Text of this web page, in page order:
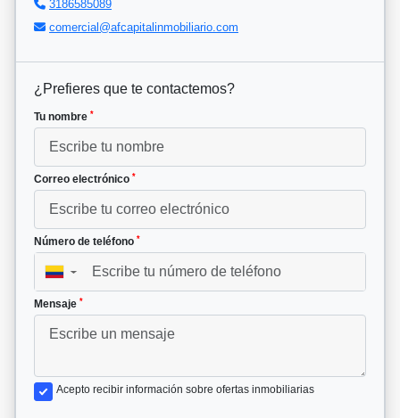
3186585089
comercial@afcapitalinmobiliario.com
¿Prefieres que te contactemos?
Tu nombre *
Correo electrónico *
Número de teléfono *
▼
Mensaje *
Acepto recibir información sobre ofertas inmobiliarias